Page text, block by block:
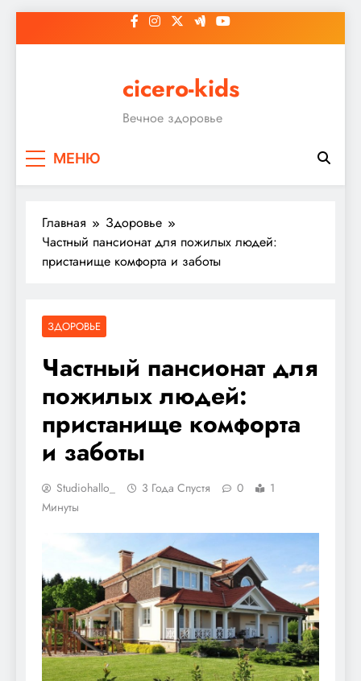
к
cicero-kids
Вечное здоровье
МЕНЮ
Главная
Здоровье
Частный пансионат для пожилых людей:
пристанище комфорта и заботы
ЗДОРОВЬЕ
Частный пансионат для
пожилых людей:
пристанище комфорта
и заботы
Studiohallo_ 3 Года Спустя 0
1
Минуты